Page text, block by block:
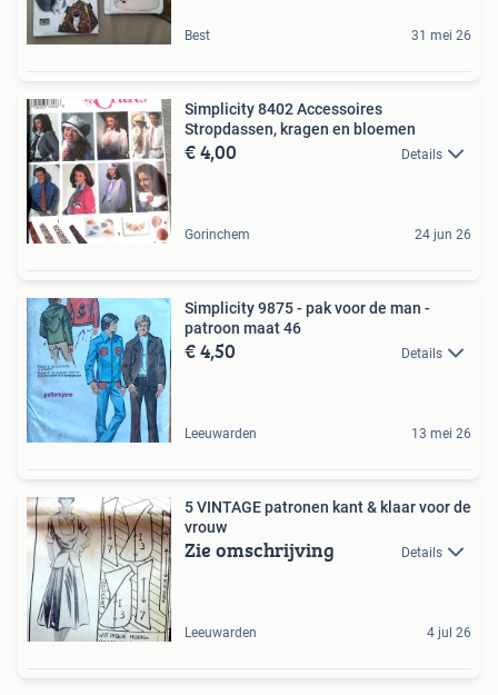
Best 31 mei 26
Simplicity 8402 Accessoires
Stropdassen, kragen en bloemen
€ 4,00 Details
Gorinchem 24 jun 26
Simplicity 9875 - pak voor de man -
patroon maat 46
€ 4,50 Details
Leeuwarden 13 mei 26
5 VINTAGE patronen kant & klaar voor de
vrouw
Zie omschrijving Details
Leeuwarden 4 jul 26